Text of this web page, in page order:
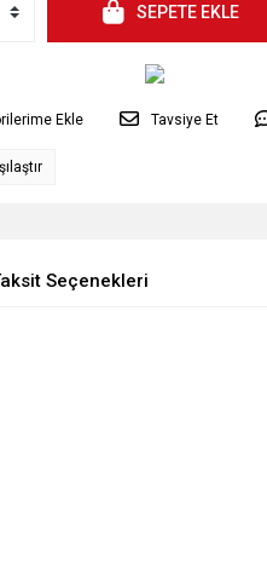
SEPETE EKLE
Tavsiye Et
Seçenekleri